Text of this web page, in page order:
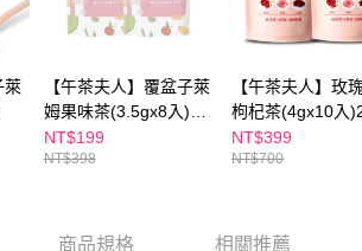
事先徵得法定代理人或監護人之同意方可使用
若未經同意申辦者引起之損失，本公司不負相關責
後付」時，將依據個別帳號之用戶狀況，依本公司即
度；若仍有額度不足之情形，本公司將視審查結果
號或使用他人資訊註冊。若發現惡意使用之情形，
有權停止該用戶之使用額度並採取法律行動。
含以上)免運費
含以上)免運費
萊
【午茶夫人】覆盆子萊
姆果味茶(3.5gx8入)兩
件組
NT$199
NT$398
【午茶夫人】玫
枸杞茶(4gx10入
NT$399
NT$700
商品規格 相關推薦